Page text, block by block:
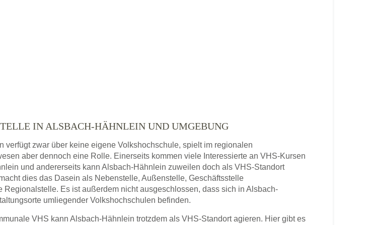
IN ALSBACH-HÄHNLEIN UND UMGEBUNG
verfügt zwar über keine eigene Volkshochschule, spielt im regionalen
aber dennoch eine Rolle. Einerseits kommen viele Interessierte an VHS-Kursen
und andererseits kann Alsbach-Hähnlein zuweilen doch als VHS-Standort
dies das Dasein als Nebenstelle, Außenstelle, Geschäftsstelle
Regionalstelle. Es ist außerdem nicht ausgeschlossen, dass sich in Alsbach-
umliegender Volkshochschulen befinden.
VHS kann Alsbach-Hähnlein trotzdem als VHS-Standort agieren. Hier gibt es